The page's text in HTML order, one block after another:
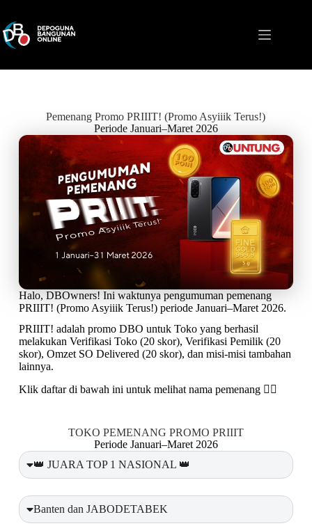
Pemenang Promo PRIIIT! (Promo Asyiiik Terus!)
Periode Januari–Maret 2026
Halo, DBOwners! Ini waktunya pengumuman pemenang
PRIIIT! (Promo Asyiiik Terus!) periode Januari–Maret 2026.
PRIIIT! adalah promo DBO untuk Toko yang berhasil
melakukan Verifikasi Toko (20 skor), Verifikasi Pemilik (20
skor), Omzet SO Delivered (20 skor), dan misi-misi tambahan
lainnya.
Klik daftar di bawah ini untuk melihat nama pemenang 👇🏼
TOKO PEMENANG PROMO PRIIIT
Periode Januari–Maret 2026
👑 JUARA TOP 1 NASIONAL 👑
Banten dan JABODETABEK